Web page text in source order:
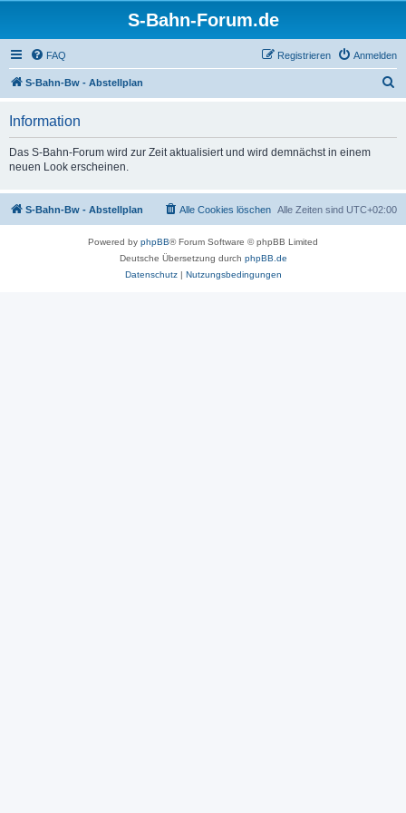
S-Bahn-Forum.de
FAQ Anmelden
Registrieren
S-Bahn-Bw - Abstellplan
Information
Das S-Bahn-Forum wird zur Zeit aktualisiert und wird demnächst in einem
neuen Look erscheinen.
S-Bahn-Bw - Abstellplan Alle Zeiten sind UTC+02:00
Alle Cookies löschen
Powered by phpBB® Forum Software © phpBB Limited
Deutsche Übersetzung durch phpBB.de
Datenschutz| Nutzungsbedingungen